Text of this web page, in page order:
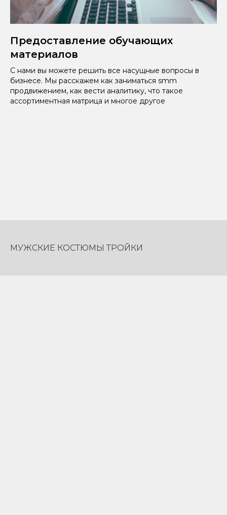
Предоставление обучающих
материалов
С нами вы можете решить все насущные вопросы в
бизнесе. Мы расскажем как заниматься smm
продвижением, как вести аналитику, что такое
ассортиментная матрица и многое другое
МУЖСКИЕ КОСТЮМЫ ТРОЙКИ